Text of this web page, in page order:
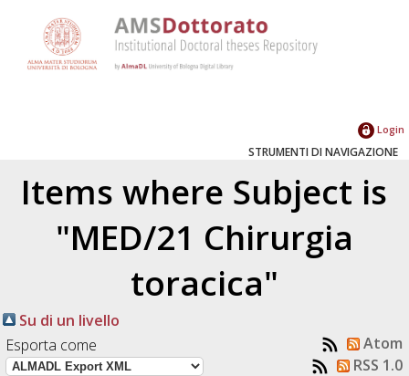
Login
STRUMENTI DI NAVIGAZIONE
Items where Subject is
"MED/21 Chirurgia
toracica"
Su di un livello
Esporta come
Atom
RSS 1.0